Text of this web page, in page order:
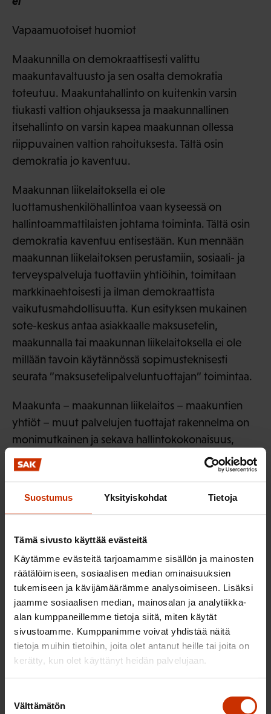
Suostumus Yksityiskohdat Tietoja
Tämä sivusto käyttää evästeitä
Käytämme evästeitä tarjoamamme sisällön ja mainosten
räätälöimiseen, sosiaalisen median ominaisuuksien
tukemiseen ja kävijämäärämme analysoimiseen. Lisäksi
jaamme sosiaalisen median, mainosalan ja analytiikka-
alan kumppaneillemme tietoja siitä, miten käytät
sivustoamme. Kumppanimme voivat yhdistää näitä
tietoja muihin tietoihin, joita olet antanut heille tai joita on
kerätty, kun olet käyttänyt heidän palvelujaan.
valinta
Välttämätön
Vapaamuotoiset huomiot
Maakunnilla on demokraattisesti valittu
maakuntavaltuusto ja sen osalta demokratia
toteutuu. Maakuntahallinto on kuitenkin varsin
tiukasti valtion ohjauksessa ja maakunnallinen
itsehallinto on varsin kapea maakunnan ollessa
riippuvainen valtion rahoituksesta. Tältä osin
demokratia jo kaventuu.
Maakunnan liikelaitoksella ei ole
luottamushenkilöhallintoa vaan kyseessä on
hallintoammattilaisten johtama toiminta. Tältä osin
demokratia kaventuu entisestään. Kun mennään
maakunnan liikelaitoksen perustamiin, sosiaali- ja
terveyspalveluja tuottaviin yhtiöihin, toimitaan
markkinaehtoisesti ja ilman demokraattista
vaikutusmahdollisuutta. Kun esityksen mukainen
sote-keskus antaa asiakkaalle maksusetelin,
maakunnalla tai maakunnan liikelaitoksella ei ole
millään tavoin käytännössä sopimusteknisesti
seurata ”maksusetelipalveluntuottajan” toimintaa.
Maakunta – maakunnan liikelaitos – maakuntien
yhtiöt – muut palvelujen tuottajat rakennelma on
monimutkainen ja sekava hallintokokonaisuus,
jossa demokratian toteutuminen on vähintäänkin
kyseenalaista.
Ehdotuksen mukaan sosiaali- ja terveydenhuollon
maakuntien liikelaitoksissa. Maakunta kuitenkin
tekisi sopimukset yksityisten palveluntuottajien
kanssa. Mikäli näin aiotaan toimia, on välttämätöntä
todeta lakiesityksessä, että maakuntien on tätä
sopimustoimintaa varten osoitettava
henkilöstöresurssit, joilla on riittävä sosiaali- ja
terveydenhuollon asiantuntijuus.
7. Edistääkö uudistus toimintatapojen
käyttöönottoa, millä voidaan varautua